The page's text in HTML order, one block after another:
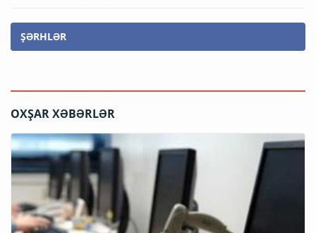
ŞƏRHLƏR
OXŞAR XƏBƏRLƏR